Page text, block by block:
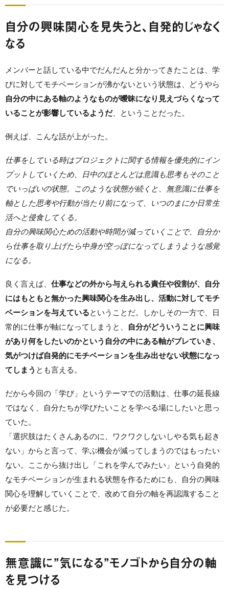
自分の興味関心を見失うと、自発的じゃなく
なる
メンバーと話している中でだんだんと分かってきたことは、学
びに対してモチベーションが沸かないという状態は、どうやら
自分の中にある軸のようなものが曖昧になり見えづらくなって
いることが影響しているようだ、ということだった。
例えば、こんな話が上がった。
仕事をしている時はプロジェクトに関する情報を優先的にイン
プットしていくため、日中のほとんどは意識も思考もそのこと
でいっぱいの状態。このような状態が続くと、無意識に仕事を
軸とした思考や行動が当たり前になって、いつのまにか日常生
活へと侵食してくる。
自分の興味関心ための活動や時間が減っていくことで、自分か
ら仕事を取り上げたら中身が空っぽになってしまうような感覚
になる。
良く言えば、 仕事などの外から与えられる責任や役割が、自分
にはもともと無かった興味関心を生み出し、活動に対してモチ
ベーションを与えているということだ。しかしその一方で、日
常的に仕事が軸になってしまうと、
自分がどういうことに興味
があり何をしたいのかという自分の中にある軸がブレていき、
気がつけば自発的にモチベーションを生み出せない状態になっ
てしまう とも言える。
だから今回の「学び」というテーマでの活動は、仕事の延長線
ではなく、自分たちが学びたいことを学べる場にしたいと思っ
ていた。
「選択肢はたくさんあるのに、ワクワクしないしやる気も起き
ない」からと言って、学ぶ機会が減ってしまうのではもったい
ない。ここから抜け出し「これを学んでみたい」という自発的
なモチベーションが生まれる状態を作るためにも、自分の興味
関心を理解していくことで、改めて自分の軸を再認識すること
が必要だと感じた。
無意識に”気になる”モノゴトから自分の軸
を見つける